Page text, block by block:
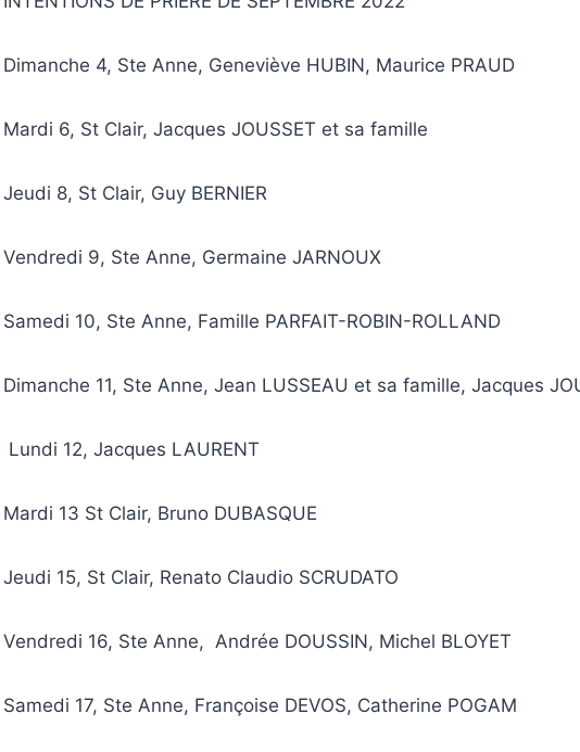
Dimanche 4, Ste Anne, Geneviève HUBIN, Maurice PRAUD
Mardi 6, St Clair, Jacques JOUSSET et sa famille
Jeudi 8, St Clair, Guy BERNIER
Vendredi 9, Ste Anne, Germaine JARNOUX
Samedi 10, Ste Anne, Famille PARFAIT-ROBIN-ROLLAND
Dimanche 11, Ste Anne, Jean LUSSEAU et sa famille, Jacques
Lundi 12, Jacques LAURENT
Mardi 13 St Clair, Bruno DUBASQUE
Jeudi 15, St Clair, Renato Claudio SCRUDATO
Vendredi 16, Ste Anne, Andrée DOUSSIN, Michel BLOYET
Samedi 17, Ste Anne, Françoise DEVOS, Catherine POGAM